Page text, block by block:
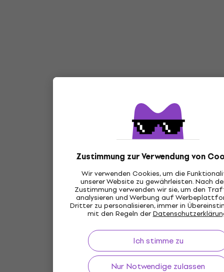
Zustimmung zur Verwendung von
Wir verwenden Cookies, um die
unserer Website zu gewährleisten. Nach
Zustimmung verwenden wir sie, um den
analysieren und Werbung auf
Dritter zu personalisieren, immer in
mit den Regeln der
Ich stimme zu
Nur Notwendige zulassen